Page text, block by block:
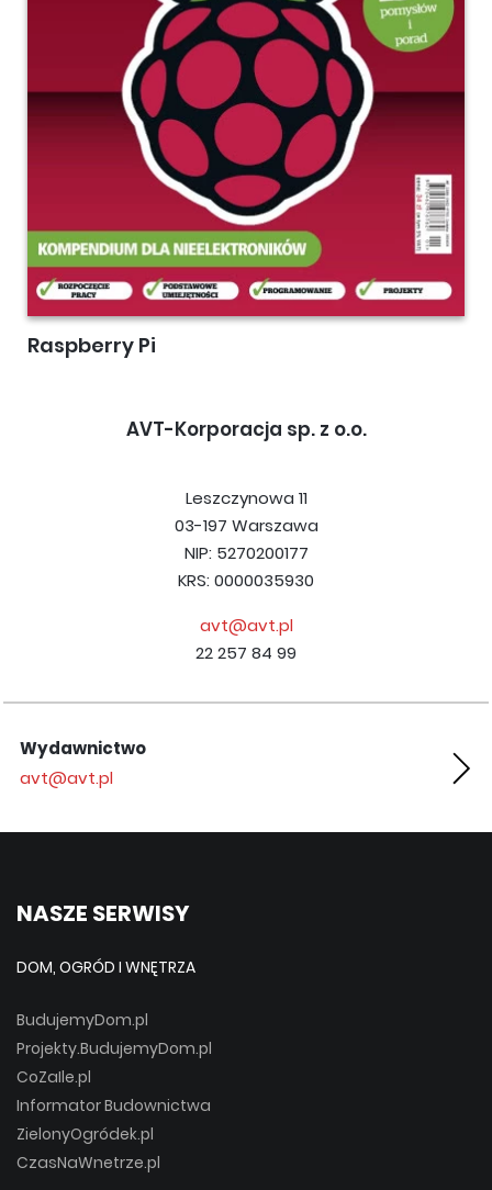
Raspberry Pi
AVT-Korporacja sp. z o.o.
Leszczynowa 11
03-197 Warszawa
NIP: 5270200177
KRS: 0000035930
avt@avt.pl
22 257 84 99
Wydawnictwo
avt@avt.pl
NASZE SERWISY
DOM, OGRÓD I WNĘTRZA
BudujemyDom.pl
Projekty.BudujemyDom.pl
CoZaIle.pl
Informator Budownictwa
ZielonyOgródek.pl
CzasNaWnetrze.pl